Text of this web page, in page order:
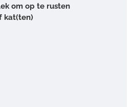
om op te rusten
kat(ten)